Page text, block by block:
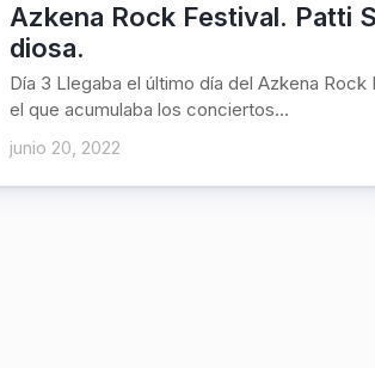
Azkena Rock Festival. Patti
diosa.
Día 3 Llegaba el último día del Azkena
el que acumulaba los conciertos...
junio 20, 2022